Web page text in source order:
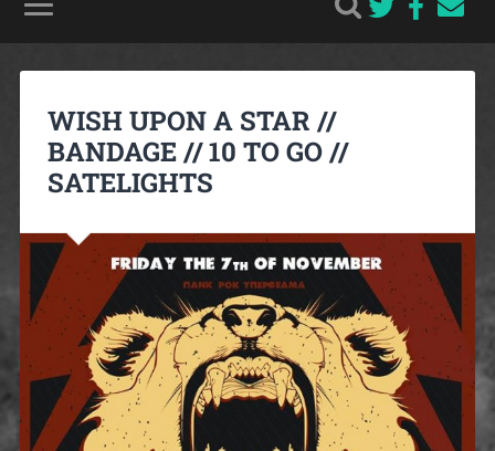
WISH UPON A STAR //
BANDAGE // 10 TO GO //
SATELIGHTS